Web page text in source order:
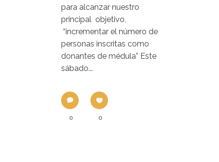
para alcanzar nuestro
principal objetivo,
“incrementar el número de
personas inscritas como
donantes de médula” Este
sábado...
0 0